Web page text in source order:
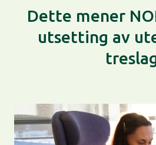
Dette mener
utsetting av